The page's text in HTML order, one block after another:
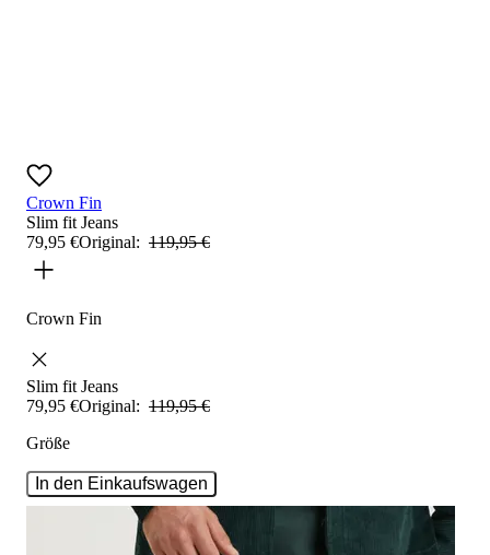
Crown Fin
Slim fitJeans
79,95 €Original: 119,95 €
Crown Fin
Slim fitJeans
79,95 €Original: 119,95 €
Größe
In den Einkaufswagen